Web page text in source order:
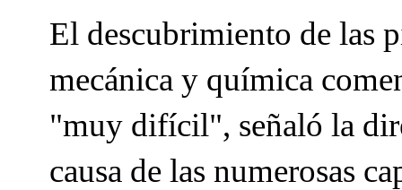
El descubrimiento de las
mecánica y química
"muy difícil", señaló la
causa de las numerosas